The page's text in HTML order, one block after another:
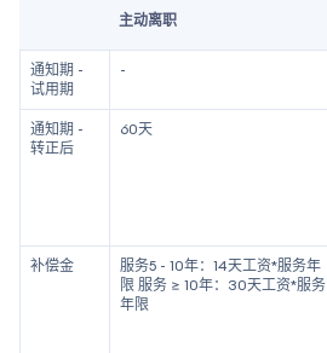
主动离职
通知期 -
试用期
-
通知期 -
转正后
60天
补偿金
服务5 - 10年：14天工资*服务年
限 服务 ≥ 10年：30天工资*服务
年限